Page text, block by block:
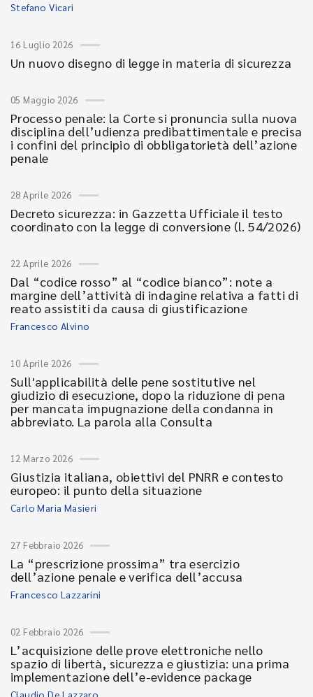
Stefano Vicari
16 Luglio 2026
Un nuovo disegno di legge in materia di sicurezza
05 Maggio 2026
Processo penale: la Corte si pronuncia sulla nuova
disciplina dell’udienza predibattimentale e precisa
i confini del principio di obbligatorietà dell’azione
penale
28 Aprile 2026
Decreto sicurezza: in Gazzetta Ufficiale il testo
coordinato con la legge di conversione (l. 54/2026)
22 Aprile 2026
Dal “codice rosso” al “codice bianco”: note a
margine dell’attività di indagine relativa a fatti di
reato assistiti da causa di giustificazione
Francesco Alvino
10 Aprile 2026
Sull'applicabilità delle pene sostitutive nel
giudizio di esecuzione, dopo la riduzione di pena
per mancata impugnazione della condanna in
abbreviato. La parola alla Consulta
12 Marzo 2026
Giustizia italiana, obiettivi del PNRR e contesto
europeo: il punto della situazione
Carlo Maria Masieri
27 Febbraio 2026
La “prescrizione prossima” tra esercizio
dell’azione penale e verifica dell’accusa
Francesco Lazzarini
02 Febbraio 2026
L’acquisizione delle prove elettroniche nello
spazio di libertà, sicurezza e giustizia: una prima
implementazione dell’e-evidence package
Claudio De Lazzaro